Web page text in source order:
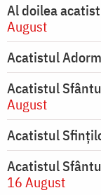
Al doilea
August
Acatistul
Acatistul
August
Acatistul
Acatistul
16 August